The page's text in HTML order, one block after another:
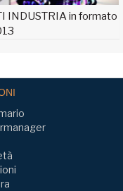
INDUSTRIA in formato